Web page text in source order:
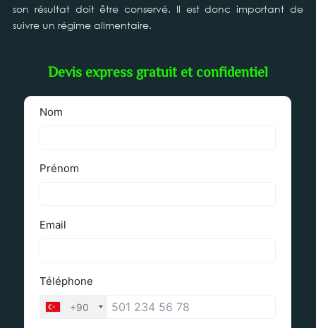
son résultat doit être conservé. Il est donc important de
suivre un régime alimentaire.
Devis express gratuit et confidentiel